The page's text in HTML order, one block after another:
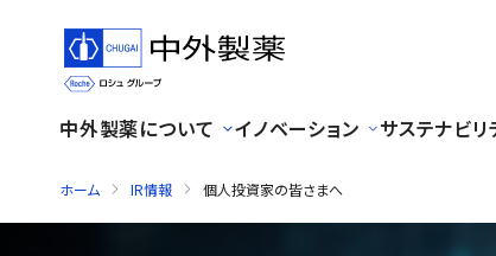
中外製薬について イノベーション サステナビリ
ホーム IR情報 個人投資家の皆さまへ